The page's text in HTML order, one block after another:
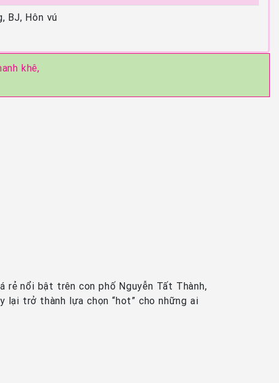
BJ, Hôn vú
khê,
rẻ nổi bật trên con phố Nguyễn Tất Thành,
lại trở thành lựa chọn “hot” cho những ai